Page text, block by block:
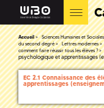
Accueil Sciences Humaines et Sociales
du second degré
Lettres modernes
comment faire réussir tous les élèves ?
psychologique et apprentissages
EC 2.1 Connaissance des
apprentissages